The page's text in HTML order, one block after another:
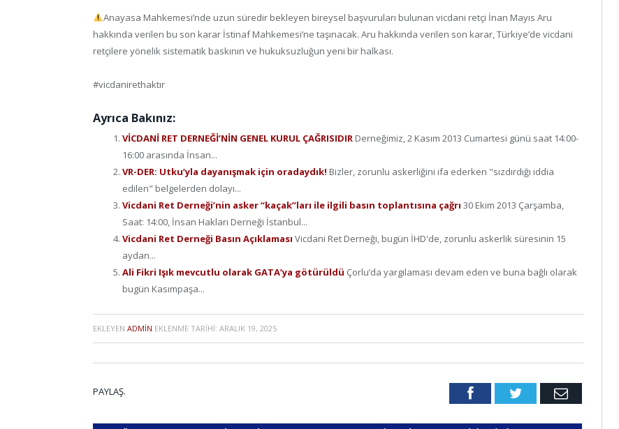
Anayasa Mahkemesi’nde uzun süredir bekleyen bireysel başvuruları bulunan vicdani retçi İnan Mayıs Aru
hakkında verilen bu son karar İstinaf Mahkemesi’ne taşınacak. Aru hakkında verilen son karar, Türkiye’de vicdani
retçilere yönelik sistematik baskının ve hukuksuzluğun yeni bir halkası.
#vicdanirethaktır
Ayrıca Bakınız:
VİCDANİ RET DERNEĞİ’NİN GENEL KURUL ÇAĞRISIDIR Derneğimiz, 2 Kasım 2013 Cumartesi günü saat 14:00-
16:00 arasında İnsan...
VR-DER: Utku’yla dayanışmak için oradaydık! Bizler, zorunlu askerliğini ifa ederken "sızdırdığı iddia
edilen" belgelerden dolayı...
Vicdani Ret Derneği’nin asker “kaçak”ları ile ilgili basın toplantısına çağrı 30 Ekim 2013 Çarşamba,
Saat: 14:00, İnsan Hakları Derneği İstanbul...
Vicdani Ret Derneği Basın Açıklaması Vicdani Ret Derneği, bugün İHD'de, zorunlu askerlik süresinin 15
aydan...
Ali Fikri Işık mevcutlu olarak GATA’ya götürüldü Çorlu’da yargılaması devam eden ve buna bağlı olarak
bugün Kasımpaşa...
EKLEYEN ADMIN EKLENME TARIHI: ARALIK 19, 2025
PAYLAŞ. FacebookTwitter Email